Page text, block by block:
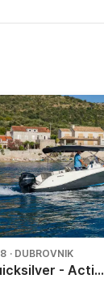
8 · DUBROVNIK
Quicksilver - Activ 675 Open